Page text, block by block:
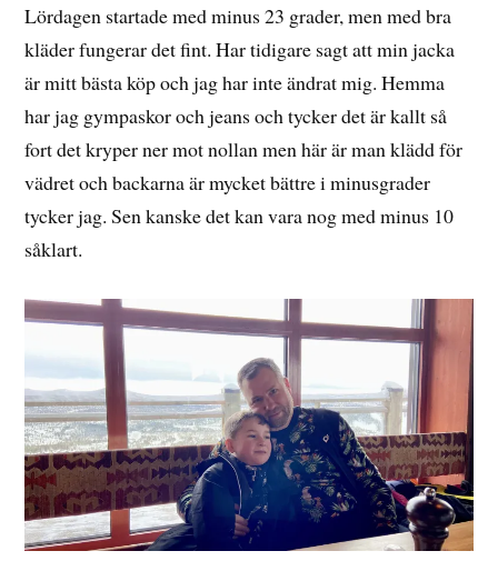
Lördagen startade med minus 23 grader, men med bra
kläder fungerar det fint. Har tidigare sagt att min jacka
är mitt bästa köp och jag har inte ändrat mig. Hemma
har jag gympaskor och jeans och tycker det är kallt så
fort det kryper ner mot nollan men här är man klädd för
vädret och backarna är mycket bättre i minusgrader
tycker jag. Sen kanske det kan vara nog med minus 10
såklart.